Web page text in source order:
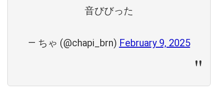
音びびった
— ちゃ (@chapi_brn) February 9, 2025